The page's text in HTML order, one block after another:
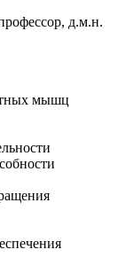
д.м.н.
мышц